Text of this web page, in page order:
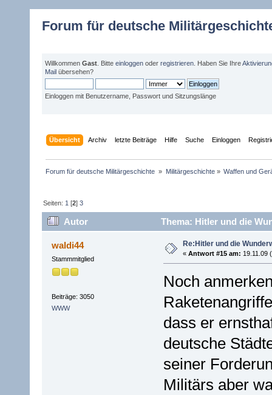
Forum für deutsche
Willkommen Gast . Bitte einloggen oder registrieren . Haben Sie Ihre
Mail übersehen?
Einloggen mit Benutzername, Passwort und Sitzungslänge
Übersicht Archiv letzte Beiträge Hilfe Suche Einloggen
Forum für deutsche Militärgeschichte » Militärgeschichte» Waffen und
Seiten: 1 [2]3
Autor Thema: Hitler und die
waldi44
Stammmitglied
Beiträge: 3050
WWW
Re:Hitler und die
« Antwort #15 am: 19.11.09
Noch
dass er
deutsche
seiner
Militärs aber